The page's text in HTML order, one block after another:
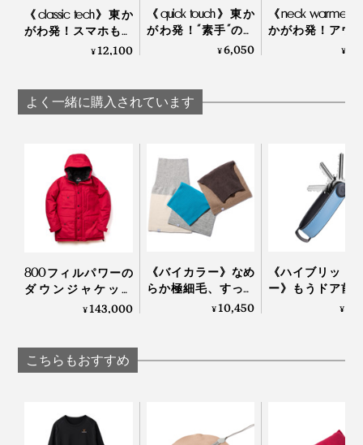
＋ブラックのレザー。女性用は、オレンジベースのチェ
ック柄＋ダークブラウンのレザーの組み合わせ。
「尾州織」は高価な生地のため、服だと手が出にくい価
格になってしまいますが、手袋なら手軽に楽しめるのも
いいところ。“遊休資材”の有効利用にもつながっていま
『tet.』オリジナルデザインの外箱つき
『tet.』を立ち上げた、東かがわ市出身の松下文（まつ
した・ふみ）さんは、
《classic tech》東か
がわ発！スマホも使
える、タフでホット
¥12,100
《quick touch》東か
がわ発！“素手”の感
覚で動きやすい、あ
¥6,050
《neck warmer
かがわ発！アウ
アにも、通勤に
¥
よく一緒に購入されています
800フィルパワーの
ダウンジャケット
「南極観測隊モデ
¥143,000
《バイカラー》なめ
らか極細毛、すっき
り軽い着け心地の
¥10,450
《ハイブリッド
ー》もうドア前
わない。“鍵収納
¥
こちらもおすすめ